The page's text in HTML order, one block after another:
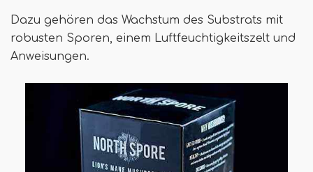
Dazu gehören das Wachstum des Substrats mit
robusten Sporen, einem Luftfeuchtigkeitszelt und
Anweisungen.